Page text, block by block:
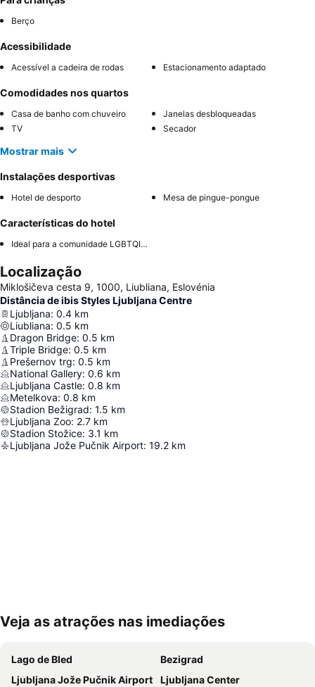
Berço
Acessibilidade
Acessível a cadeira de rodas Estacionamento adaptado
Comodidades nos quartos
Casa de banho com chuveiro
Janelas desbloqueadas
TV
Secador
Mostrar mais
Instalações desportivas
Hotel de desporto Mesa de pingue-pongue
Características do hotel
Ideal para a comunidade LGBTQIA+
Localização
Miklošičeva cesta 9, 1000, Liubliana, Eslovénia
Distância de ibis Styles Ljubljana Centre
Ljubljana: 0.4 km
Liubliana: 0.5 km
Dragon Bridge: 0.5 km
Triple Bridge: 0.5 km
Prešernov trg: 0.5 km
National Gallery: 0.6 km
Ljubljana Castle: 0.8 km
Metelkova: 0.8 km
Stadion Bežigrad: 1.5 km
Ljubljana Zoo: 2.7 km
Stadion Stožice: 3.1 km
Ljubljana Jože Pučnik Airport: 19.2 km
Ampliar mapa
Veja as atrações nas imediações
Lago de Bled
Bezigrad
Ljubljana Jože Pučnik Airport
Ljubljana Center